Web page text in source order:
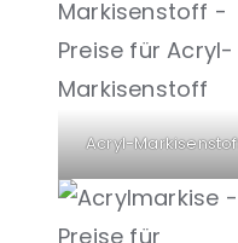
Acryl-